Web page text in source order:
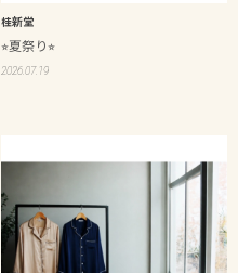
桂新堂
⭐︎夏祭り⭐︎
2026.07.19